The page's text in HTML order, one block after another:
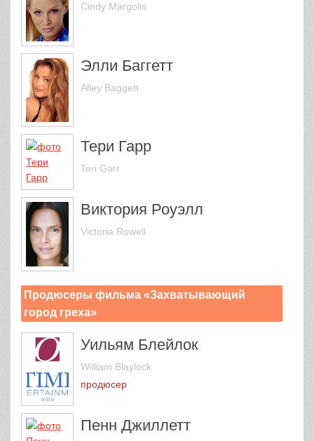
Cindy Margolis
Элли Баггетт
Alley Baggett
Тери Гарр
Teri Garr
Виктория Роуэлл
Victoria Rowell
Продюсеры фильма «Захватывающий
город греха»
Уильям Блейлок
William Blaylock
продюсер
Пенн Джиллетт